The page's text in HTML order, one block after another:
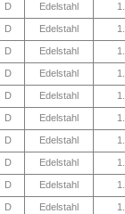
D Edelstahl
D Edelstahl
D Edelstahl
D Edelstahl
D Edelstahl
D Edelstahl
D Edelstahl
D Edelstahl
D Edelstahl
D Edelstahl